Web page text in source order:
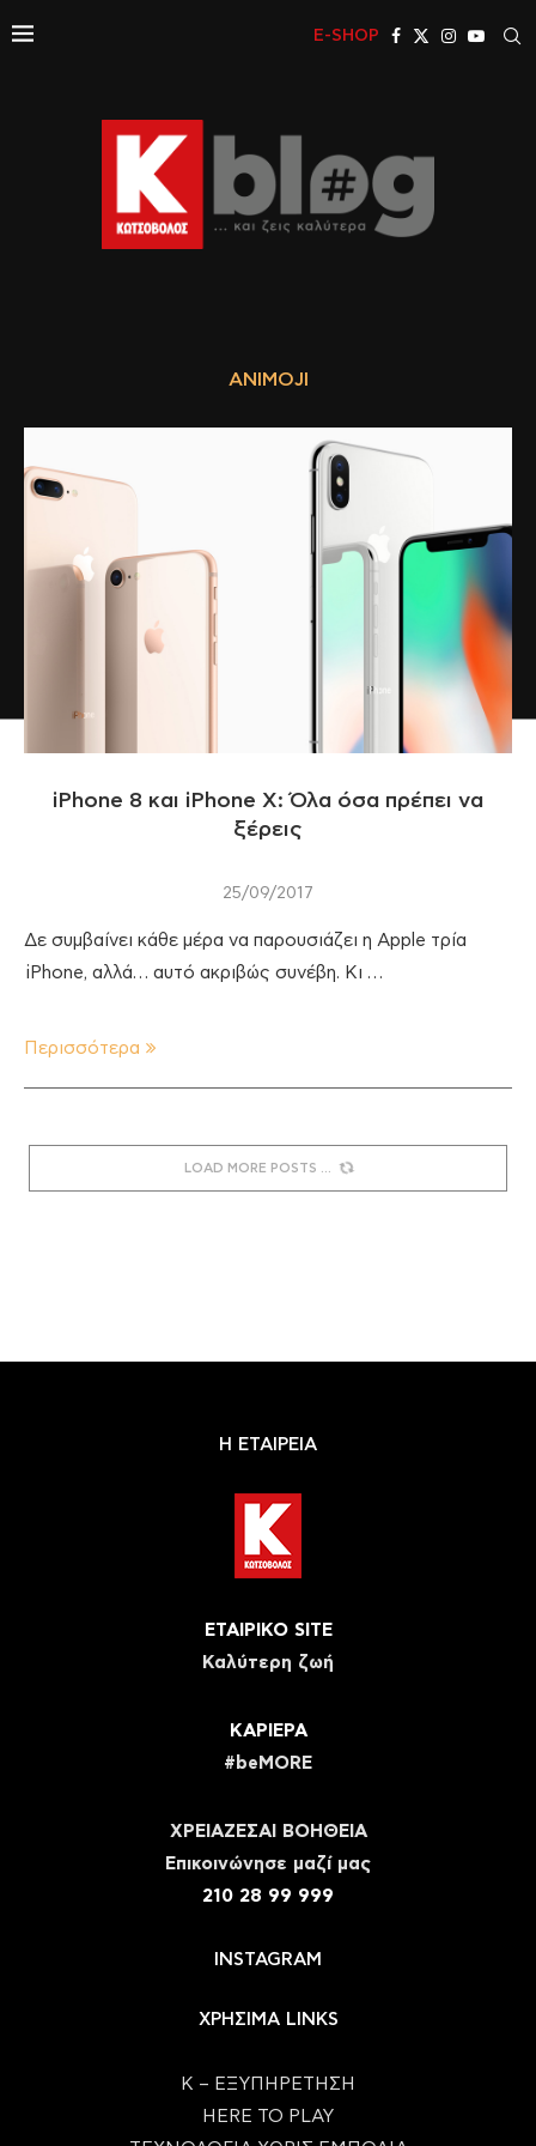
E-SHOP
ANIMOJI
iPhone 8 και iPhone X: Όλα όσα πρέπει να
ξέρεις
25/09/2017
Δε συμβαίνει κάθε μέρα να παρουσιάζει η Apple τρία
iPhone, αλλά… αυτό ακριβώς συνέβη. Κι …
Περισσότερα
LOAD MORE POSTS
Η ΕΤΑΙΡΕΙΑ
ΕΤΑΙΡΙΚΟ SITE
Καλύτερη ζωή
ΚΑΡΙΕΡΑ
#beMORE
ΧΡΕΙΑΖΕΣΑΙ ΒΟΗΘΕΙΑ
Eπικοινώνησε μαζί μας
210 28 99 999
INSTAGRAM
ΧΡΗΣΙΜΑ LINKS
Κ – ΕΞΥΠΗΡΕΤΗΣΗ
HERE TO PLAY